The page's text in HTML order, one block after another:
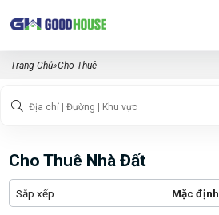
Trang Chủ»Cho Thuê
Cho Thuê Nhà Đất
Sắp xếp Mặc định